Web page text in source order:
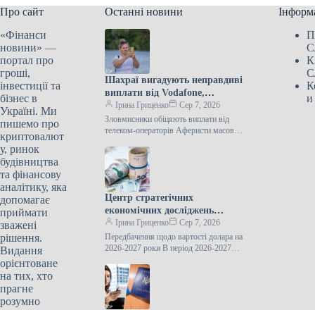
Про сайт
«Фінанси
новини» —
портал про
гроші,
інвестиції та
бізнес в
Україні. Ми
пишемо про
криптовалют
у, ринок
будівництва
та фінансову
аналітику, яка
допомагає
приймати
зважені
рішення.
Видання
орієнтоване
на тих, хто
прагне
розумно
Останні новини
Шахраї вигадують неправдиві
виплати від Vodafone,
Kyivstar та lifecell
Ірина Гриценко
Сер 7, 2026
Зловмисники обіцяють виплати від
телеком-операторів Аферисти масово
шахрайські повідомлення з обіцянкою
одноразової виплати 850 гривень
Центр стратегічних
економічних досліджень
опублікував прогноз щодо
курсу долара до 2027 року.
Ірина Гриценко
Сер 7, 2026
Передбачення щодо вартості долара на
2026-2027 роки В період 2026-2027
буде послідовно підвищуватися.
Прогнозується, що…
и